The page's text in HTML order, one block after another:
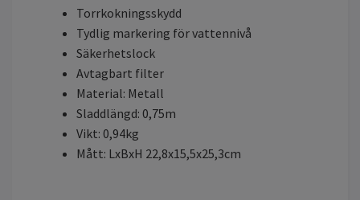
Torrkokningsskydd
Tydlig markering för vattennivå
Säkerhetslock
Avtagbart filter
Material: Metall
Sladdlängd: 0,75m
Vikt: 0,94kg
Mått: LxBxH 22,8x15,5x25,3cm